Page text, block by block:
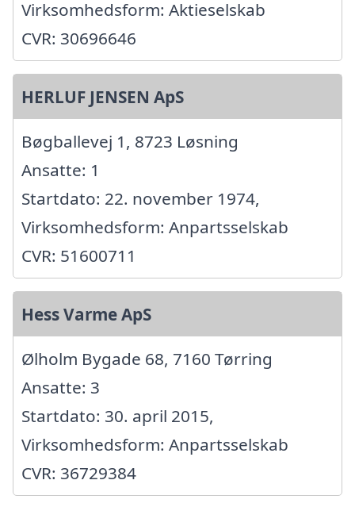
Virksomhedsform: Aktieselskab
CVR: 30696646
HERLUF JENSEN ApS
Bøgballevej 1, 8723 Løsning
Ansatte: 1
Startdato: 22. november 1974,
Virksomhedsform: Anpartsselskab
CVR: 51600711
Hess Varme ApS
Ølholm Bygade 68, 7160 Tørring
Ansatte: 3
Startdato: 30. april 2015,
Virksomhedsform: Anpartsselskab
CVR: 36729384